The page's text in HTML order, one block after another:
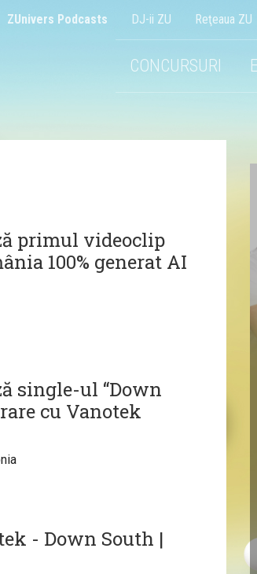
ZUnivers Podcasts DJ-ii ZU Reţeaua ZU
CONCURSURI
primul videoclip
100% generat AI
single-ul “Down
cu Vanotek
- Down South |